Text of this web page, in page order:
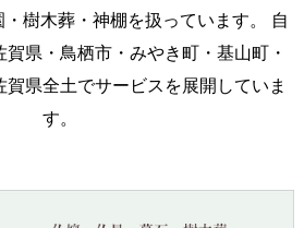
樹木葬・神棚を扱っています。 自
県・鳥栖市・みやき町・基山町・
賀県全土でサービスを展開していま
す。